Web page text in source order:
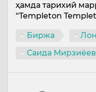
ҳамда тарихий
“Templeton
Биржа
Саида